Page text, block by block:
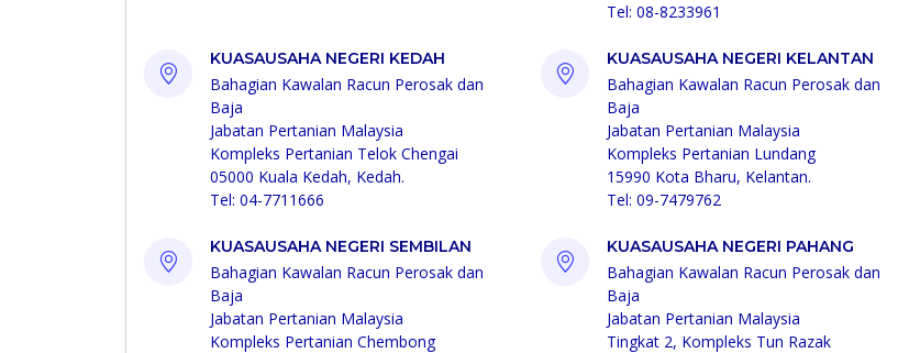
Tel: 08-8233961
KUASAUSAHA NEGERI KEDAH
Bahagian Kawalan Racun Perosak dan
Baja
Jabatan Pertanian Malaysia
Kompleks Pertanian Telok Chengai
05000 Kuala Kedah, Kedah.
Tel: 04-7711666
KUASAUSAHA NEGERI KELANTAN
Bahagian Kawalan Racun Perosak dan
Baja
Jabatan Pertanian Malaysia
Kompleks Pertanian Lundang
15990 Kota Bharu, Kelantan.
Tel: 09-7479762
KUASAUSAHA NEGERI SEMBILAN
Bahagian Kawalan Racun Perosak dan
Baja
Jabatan Pertanian Malaysia
Kompleks Pertanian Chembong
KUASAUSAHA NEGERI PAHANG
Bahagian Kawalan Racun Perosak dan
Baja
Jabatan Pertanian Malaysia
Tingkat 2, Kompleks Tun Razak